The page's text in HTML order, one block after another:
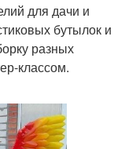
для дачи и
бутылок и
разных
классом.